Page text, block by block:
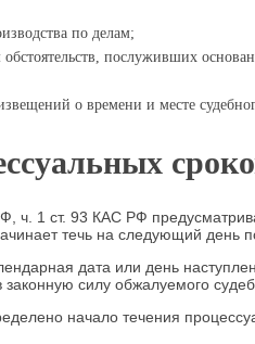
по делам;
обстоятельств, послуживших
о времени и месте
ч. 1 ст. 93 КАС РФ
течь на следующий день
дата или день
силу обжалуемого
начало течения